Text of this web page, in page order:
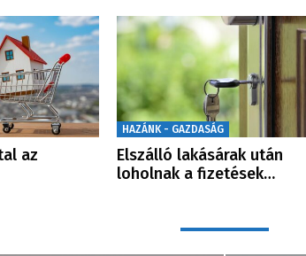
az
HAZÁNK - GAZDASÁG
Elszálló lakásárak után
loholnak a fizetések…